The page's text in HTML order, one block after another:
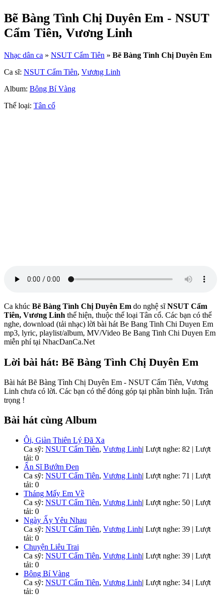
Bẽ Bàng Tình Chị Duyên Em - NSUT
Cẩm Tiên, Vương Linh
Nhạc dân ca » NSUT Cẩm Tiên » Bẽ Bàng Tình Chị Duyên Em
Ca sĩ: NSUT Cẩm Tiên, Vương Linh
Album: Bông Bí Vàng
Thể loại: Tân cổ
Ca khúc Bẽ Bàng Tình Chị Duyên Em do nghệ sĩNSUT Cẩm
Tiên, Vương Linh thể hiện, thuộc thể loại Tân cổ. Các bạn có thể
nghe, download (tải nhạc) lời bài hát Be Bang Tinh Chi Duyen Em
mp3, lyric, playlist/album, MV/Video Be Bang Tinh Chi Duyen Em
miễn phí tại NhacDanCa.Net
Lời bài hát: Bẽ Bàng Tình Chị Duyên Em
Bài hát Bẽ Bàng Tình Chị Duyên Em - NSUT Cẩm Tiên, Vương
Linh chưa có lời. Các bạn có thể đóng góp tại phần bình luận. Trân
trọng !
Bài hát cùng Album
Ôi, Giàn Thiên Lý Đã Xa
Ca sỹ: NSUT Cẩm Tiên, Vương Linh| Lượt nghe: 82 | Lượt
tải: 0
Ẩn Sĩ Bướm Đen
Ca sỹ: NSUT Cẩm Tiên, Vương Linh| Lượt nghe: 71 | Lượt
tải: 0
Tháng Mấy Em Về
Ca sỹ: NSUT Cẩm Tiên, Vương Linh| Lượt nghe: 50 | Lượt
tải: 0
Ngày Ấy Yêu Nhau
Ca sỹ: NSUT Cẩm Tiên, Vương Linh| Lượt nghe: 39 | Lượt
tải: 0
Chuyện Liêu Trai
Ca sỹ: NSUT Cẩm Tiên, Vương Linh| Lượt nghe: 39 | Lượt
tải: 0
Bông Bí Vàng
Ca sỹ: NSUT Cẩm Tiên, Vương Linh| Lượt nghe: 34 | Lượt
tải: 0